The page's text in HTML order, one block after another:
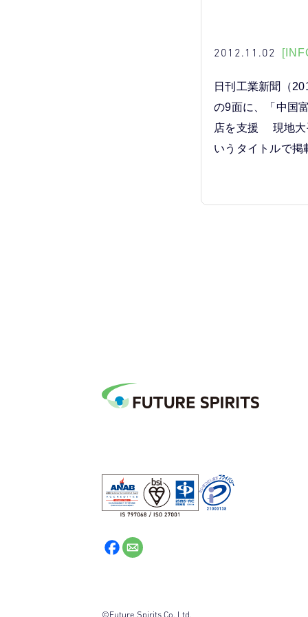
2012.11.02
日刊工業新聞（
の9面に、「中国
店を支援 現地大
いうタイトルで掲
©Future Spirits Co.,Ltd.